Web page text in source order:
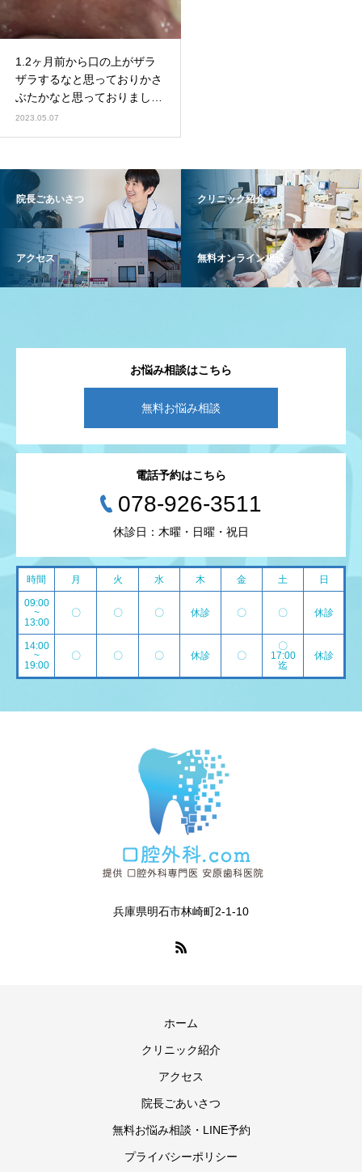
1.2ヶ月前から口の上がザラ
ザラするなと思っておりかさ
ぶたかなと思っておりまし
た。
2023.05.07
院長ごあいさつ クリニック紹介
アクセス 無料オンライン相談
お悩み相談はこちら
無料お悩み相談
電話予約はこちら
078-926-3511
休診日：木曜・日曜・祝日
時間 月 火 水 木 金 土 日
09:00
~
13:00
〇 〇 〇 休診 〇 〇 休診
14:00
~
19:00
〇 〇 〇 休診 〇
〇
17:00
迄
休診
兵庫県明石市林崎町2-1-10
ホーム
クリニック紹介
アクセス
院長ごあいさつ
無料お悩み相談・LINE予約
プライバシーポリシー